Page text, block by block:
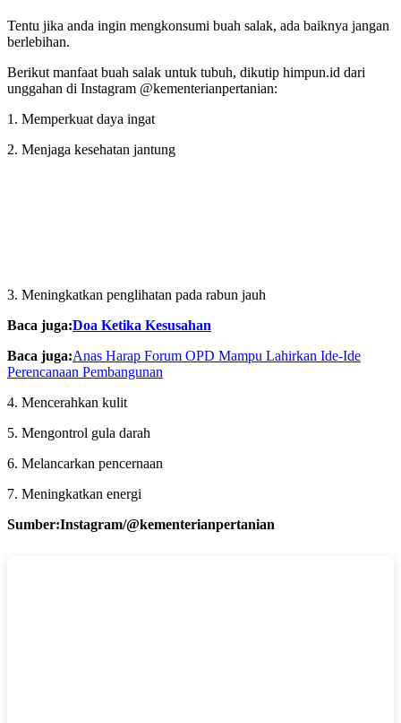
Tentu jika anda ingin mengkonsumi buah salak, ada baiknya jangan
berlebihan.
Berikut manfaat buah salak untuk tubuh, dikutip himpun.id dari
unggahan di Instagram @kementerianpertanian:
1. Memperkuat daya ingat
2. Menjaga kesehatan jantung
3. Meningkatkan penglihatan pada rabun jauh
Baca juga:Doa Ketika Kesusahan
Baca juga:Anas Harap Forum OPD Mampu Lahirkan Ide-Ide
Perencanaan Pembangunan
4. Mencerahkan kulit
5. Mengontrol gula darah
6. Melancarkan pencernaan
7. Meningkatkan energi
Sumber:Instagram/@kementerianpertanian